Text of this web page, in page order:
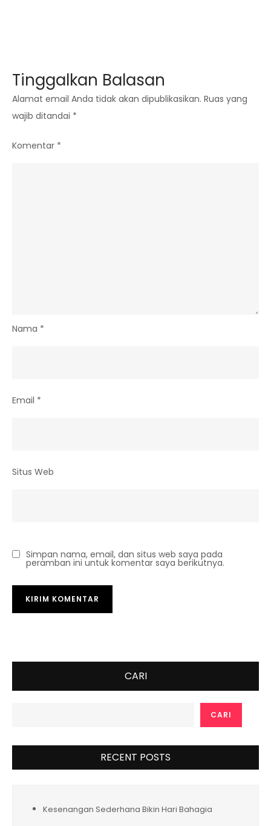
Tinggalkan Balasan
Alamat email Anda tidak akan dipublikasikan. Ruas yang
wajib ditandai *
Komentar *
Nama *
Email *
Situs Web
Simpan nama, email, dan situs web saya pada
peramban ini untuk komentar saya berikutnya.
CARI
CARI
RECENT POSTS
Kesenangan Sederhana Bikin Hari Bahagia